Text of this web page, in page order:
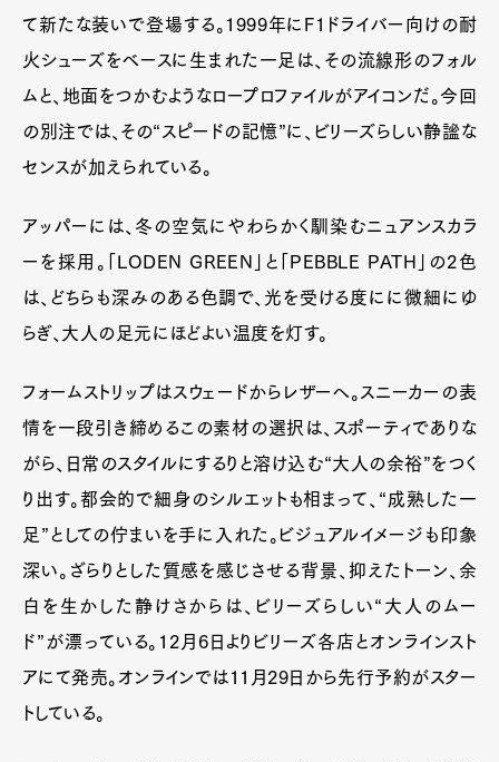
て新たな装いで登場する。1999年にF1ドライバー向けの耐
火シューズをベースに生まれた一足は、その流線形のフォル
ムと、地面をつかむようなロープロファイルがアイコンだ。今回
の別注では、その“スピードの記憶”に、ビリーズらしい静謐な
センスが加えられている。
アッパーには、冬の空気にやわらかく馴染むニュアンスカラ
ーを採用。「LODEN GREEN」と「PEBBLE PATH」の2色
は、どちらも深みのある色調で、光を受ける度にに微細にゆ
らぎ、大人の足元にほどよい温度を灯す。
フォームストリップはスウェードからレザーへ。スニーカーの表
情を一段引き締めるこの素材の選択は、スポーティでありな
がら、日常のスタイルにするりと溶け込む“大人の余裕”をつく
り出す。都会的で細身のシルエットも相まって、“成熟した一
足”としての佇まいを手に入れた。ビジュアルイメージも印象
深い。ざらりとした質感を感じさせる背景、抑えたトーン、余
白を生かした静けさからは、ビリーズらしい“大人のムー
ド”が漂っている。12月6日よりビリーズ各店とオンラインスト
アにて発売。オンラインでは11月29日から先行予約がスター
トしている。